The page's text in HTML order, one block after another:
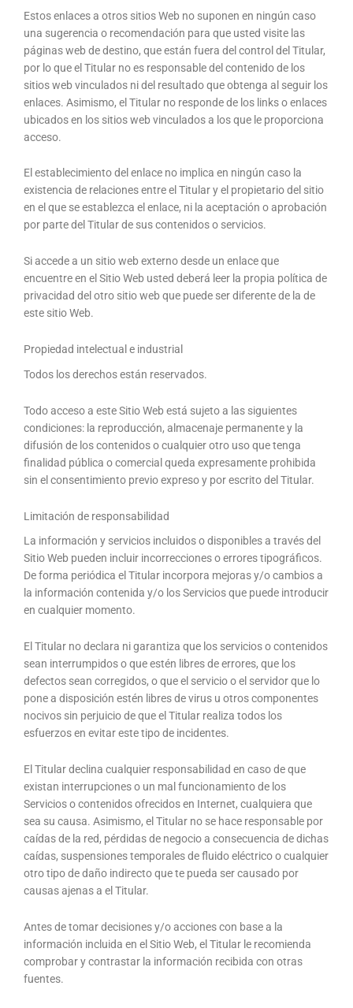
Estos enlaces a otros sitios Web no suponen en ningún caso
una sugerencia o recomendación para que usted visite las
páginas web de destino, que están fuera del control del Titular,
por lo que el Titular no es responsable del contenido de los
sitios web vinculados ni del resultado que obtenga al seguir los
enlaces. Asimismo, el Titular no responde de los links o enlaces
ubicados en los sitios web vinculados a los que le proporciona
acceso.
El establecimiento del enlace no implica en ningún caso la
existencia de relaciones entre el Titular y el propietario del sitio
en el que se establezca el enlace, ni la aceptación o aprobación
por parte del Titular de sus contenidos o servicios.
Si accede a un sitio web externo desde un enlace que
encuentre en el Sitio Web usted deberá leer la propia política de
privacidad del otro sitio web que puede ser diferente de la de
este sitio Web.
Propiedad intelectual e industrial
Todos los derechos están reservados.
Todo acceso a este Sitio Web está sujeto a las siguientes
condiciones: la reproducción, almacenaje permanente y la
difusión de los contenidos o cualquier otro uso que tenga
finalidad pública o comercial queda expresamente prohibida
sin el consentimiento previo expreso y por escrito del Titular.
Limitación de responsabilidad
La información y servicios incluidos o disponibles a través del
Sitio Web pueden incluir incorrecciones o errores tipográficos.
De forma periódica el Titular incorpora mejoras y/o cambios a
la información contenida y/o los Servicios que puede introducir
en cualquier momento.
El Titular no declara ni garantiza que los servicios o contenidos
sean interrumpidos o que estén libres de errores, que los
defectos sean corregidos, o que el servicio o el servidor que lo
pone a disposición estén libres de virus u otros componentes
nocivos sin perjuicio de que el Titular realiza todos los
esfuerzos en evitar este tipo de incidentes.
El Titular declina cualquier responsabilidad en caso de que
existan interrupciones o un mal funcionamiento de los
Servicios o contenidos ofrecidos en Internet, cualquiera que
sea su causa. Asimismo, el Titular no se hace responsable por
caídas de la red, pérdidas de negocio a consecuencia de dichas
caídas, suspensiones temporales de fluido eléctrico o cualquier
otro tipo de daño indirecto que te pueda ser causado por
causas ajenas a el Titular.
Antes de tomar decisiones y/o acciones con base a la
información incluida en el Sitio Web, el Titular le recomienda
comprobar y contrastar la información recibida con otras
fuentes.